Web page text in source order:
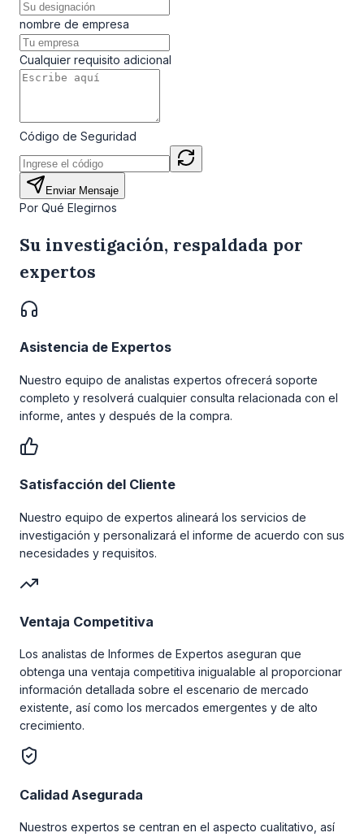
nombre de empresa
Cualquier requisito adicional
Código de Seguridad
Enviar Mensaje
Por Qué Elegirnos
Su investigación, respaldada por
expertos
Asistencia de Expertos
Nuestro equipo de analistas expertos ofrecerá soporte
completo y resolverá cualquier consulta relacionada con el
informe, antes y después de la compra.
Satisfacción del Cliente
Nuestro equipo de expertos alineará los servicios de
investigación y personalizará el informe de acuerdo con sus
necesidades y requisitos.
Ventaja Competitiva
Los analistas de Informes de Expertos aseguran que
obtenga una ventaja competitiva inigualable al proporcionar
información detallada sobre el escenario de mercado
existente, así como los mercados emergentes y de alto
crecimiento.
Calidad Asegurada
Nuestros expertos se centran en el aspecto cualitativo, así